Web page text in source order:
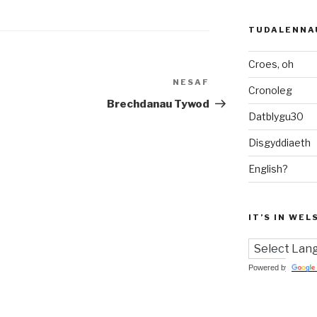
Cofnod
Nesaf
NESAF
Brechdanau Tywod
Croes, oh
Cronoleg
Datblygu30
Disgyddiaeth
English?
IT’S IN
Powered by